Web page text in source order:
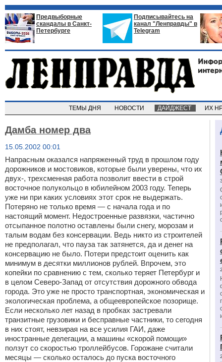
Предвыборные
скандалы в Санкт-
Петербурге
Подписывайтесь на
канал "Ленправды" в
Telegram
ТЕМЫ ДНЯ НОВОСТИ ДАЙДЖЕСТ ИХ
Дамба номер два
15.05.2002 00:01
Напрасным оказался напряженный труд в прошлом году
дорожников и мостовиков, которые были уверены, что их
двух-, трехсменная работа позволит ввести в строй
восточное полукольцо в юбилейном 2003 году. Теперь
уже ни при каких условиях этот срок не выдержать.
Потеряно не только время — с начала года и по
настоящий момент. Недостроенные развязки, частично
отсыпанное полотно оставлены были снегу, морозам и
талым водам без консервации. Ведь никто из строителей
не предполагал, что пауза так затянется, да и денег на
консервацию не было. Потери предстоит оценить как
минимум в десятки миллионов рублей. Впрочем, это
копейки по сравнению с тем, сколько теряет Петербург и
в целом Северо-Запад от отсутствия дорожного обвода
города. Это уже не просто транспортная, экономическая и
экологическая проблема, а общеевропейское позорище.
Если несколько лет назад в пробках застревали
транзитные грузовики и бесправные частники, то сегодня
в них стоят, невзирая на все усилия ГАИ, даже
иностранные делегации, а машины «скорой помощи»
ползут со скоростью троллейбусов. Горожане считали
месяцы — сколько осталось до пуска восточного